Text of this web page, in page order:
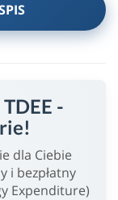
-
dla Ciebie
i bezpłatny
Expenditure)